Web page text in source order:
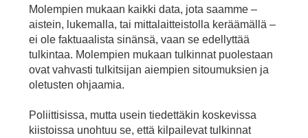
Molempien mukaan kaikki data, jota saamme –
aistein, lukemalla, tai mittalaitteistolla keräämällä –
ei ole faktuaalista sinänsä, vaan se edellyttää
tulkintaa. Molempien mukaan tulkinnat puolestaan
ovat vahvasti tulkitsijan aiempien sitoumuksien ja
oletusten ohjaamia.
Poliittisissa, mutta usein tiedettäkin koskevissa
kiistoissa unohtuu se, että kilpailevat tulkinnat